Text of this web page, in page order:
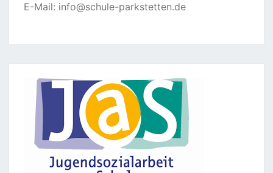
E-Mail: info@schule-parkstetten.de